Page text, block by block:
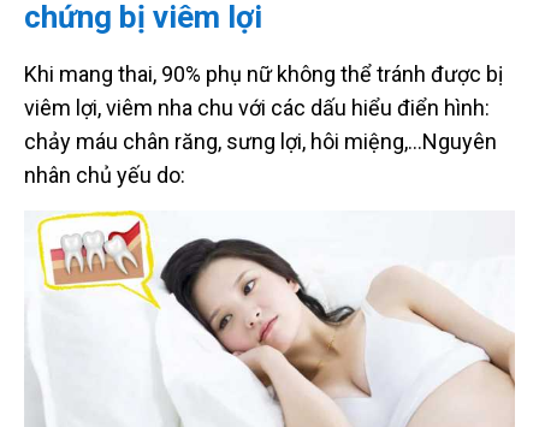
chứng bị viêm lợi
Khi mang thai, 90% phụ nữ không thể tránh được bị
viêm lợi, viêm nha chu với các dấu hiểu điển hình:
chảy máu chân răng, sưng lợi, hôi miệng,…Nguyên
nhân chủ yếu do: